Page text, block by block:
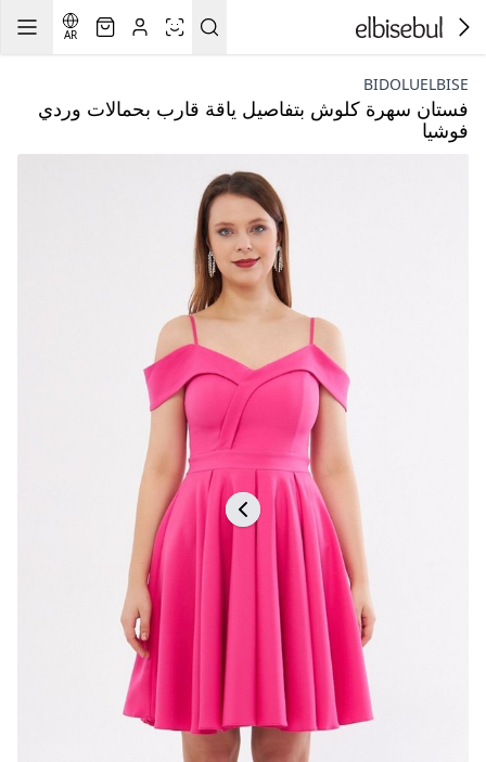
AR
BIDOLUELBISE
فستان سهرة كلوش بتفاصيل ياقة قارب بحمالات وردي
فوشيا